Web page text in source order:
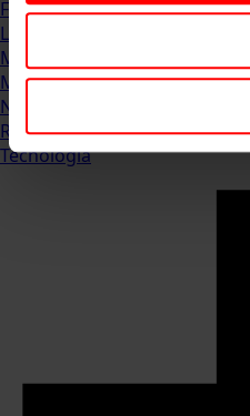
Formación & Estudios
Luxury
Management
Marketing & Comunicación
Negocios
Recursos Humanos
Tecnología